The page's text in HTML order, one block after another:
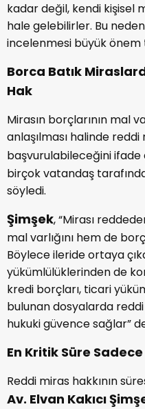
kadar değil, kendi kişisel
hale gelebilirler. Bu
incelenmesi büyük önem
Borca Batık
Hak
Mirasın borçlarının mal
anlaşılması halinde
başvurulabileceğini ifade
birçok vatandaş
söyledi.
Şimşek, “Mirası
mal varlığını hem de
Böylece ileride ortaya
yükümlülüklerinden de
kredi borçları, ticari
bulunan dosyalarda
hukuki güvence sağlar”
En Kritik Süre Sadece
Reddi miras hakkının
Av. Elvan Kakıcı